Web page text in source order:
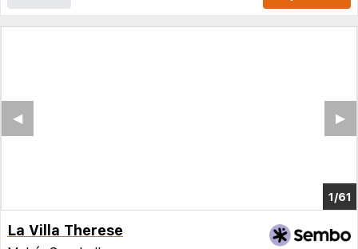
1/54
▶︎
◀︎
La Villa Therese